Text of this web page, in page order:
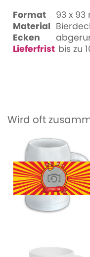
Format
93 x 93
Material
Ecken
Lieferfrist bis zu
Wird oft